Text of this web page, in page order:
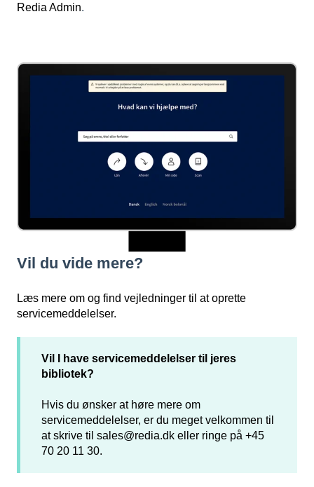
Redia Admin.
Vil du vide mere?
Læs mere om og find vejledninger til at oprette
servicemeddelelser.
Vil I have servicemeddelelser til jeres
bibliotek?
Hvis du ønsker at høre mere om
servicemeddelelser, er du meget velkommen til
at skrive til sales@redia.dk eller ringe på +45
70 20 11 30.